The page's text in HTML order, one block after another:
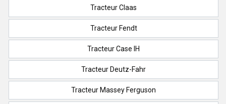
Tracteur Claas
Tracteur Fendt
Tracteur Case IH
Tracteur Deutz-Fahr
Tracteur Massey Ferguson